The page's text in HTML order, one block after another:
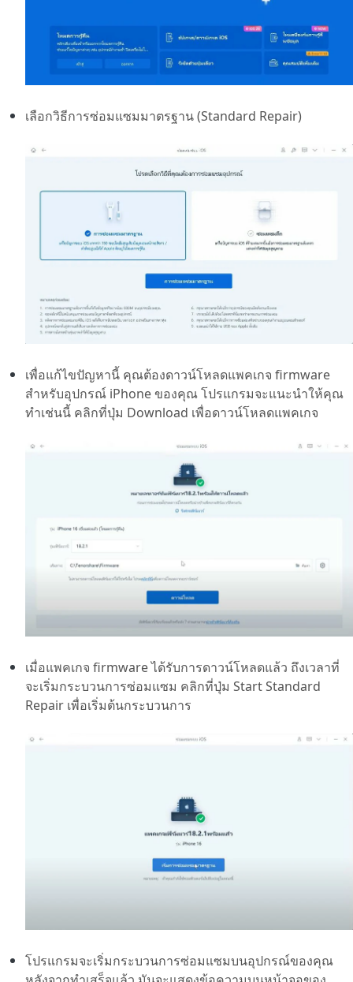
เลือกวิธีการซ่อมแซมมาตรฐาน (Standard Repair)
เพื่อแก้ไขปัญหานี้ คุณต้องดาวน์โหลดแพคเกจ firmware
สำหรับอุปกรณ์ iPhone ของคุณ โปรแกรมจะแนะนำให้คุณ
ทำเช่นนี้ คลิกที่ปุ่ม Download เพื่อดาวน์โหลดแพคเกจ
เมื่อแพคเกจ firmware ได้รับการดาวน์โหลดแล้ว ถึงเวลาที่
จะเริ่มกระบวนการซ่อมแซม คลิกที่ปุ่ม Start Standard
Repair เพื่อเริ่มต้นกระบวนการ
โปรแกรมจะเริ่มกระบวนการซ่อมแซมบนอุปกรณ์ของคุณ